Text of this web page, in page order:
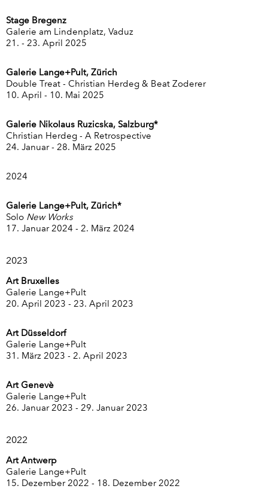
Stage Bregenz
Galerie am Lindenplatz, Vaduz
21. - 23. April 2025
Galerie Lange+Pult, Zürich
Double Treat - Christian Herdeg & Beat Zoderer
10. April - 10. Mai 2025
Galerie Nikolaus Ruzicska, Salzburg*
Christian Herdeg - A Retrospective
24. Januar - 28. März 2025
2024
Galerie Lange+Pult, Zürich*
Solo New Works
17. Januar 2024 - 2. März 2024
2023
Art Bruxelles
Galerie Lange+Pult
20. April 2023 - 23. April 2023
Art Düsseldorf
Galerie Lange+Pult
31. März 2023 - 2. April 2023
ArtGenevè
Galerie Lange+Pult
26. Januar 2023 - 29. Januar 2023
2022
Art Antwerp
Galerie Lange+Pult
15. Dezember 2022 - 18. Dezember 2022